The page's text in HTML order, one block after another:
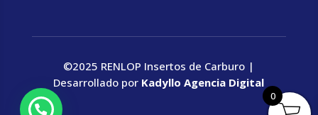
©2025 RENLOP Insertos de Carburo |
Desarrollado por Kadyllo Agencia Digital
0